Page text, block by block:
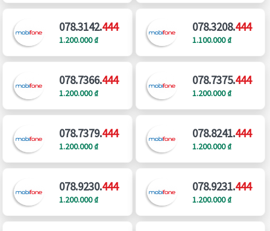
078.3142.444
1.200.000 ₫
078.3208.444
1.100.000 ₫
078.7366.444
1.200.000 ₫
078.7375.444
1.200.000 ₫
078.7379.444
1.200.000 ₫
078.8241.444
1.200.000 ₫
078.9230.444
1.200.000 ₫
078.9231.444
1.200.000 ₫